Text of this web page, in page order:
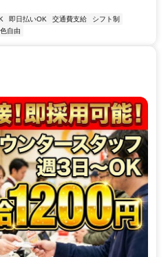
即日払いOK 交通費支給
シフト制
自由